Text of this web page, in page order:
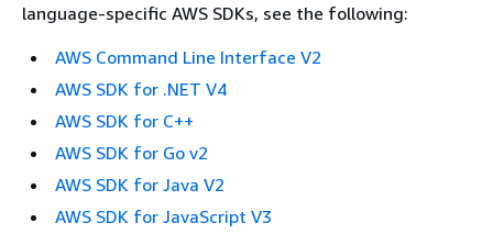
language-specific AWS SDKs, see the following:
AWS Command Line Interface V2
AWS SDK for .NET V4
AWS SDK for C++
AWS SDK for Go v2
AWS SDK for Java V2
AWS SDK for JavaScript V3